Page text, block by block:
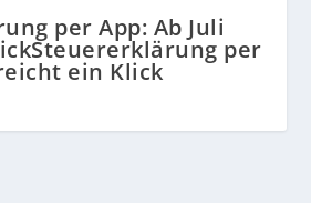
per App: Ab Juli
per
ein Klick